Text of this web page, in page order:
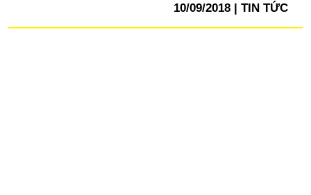
10/09/2018 TIN TỨC